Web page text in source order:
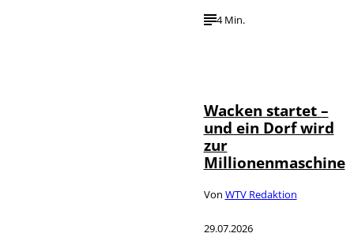
4 Min.
Wacken startet –
und ein Dorf wird
zur
Millionenmaschine
Von WTV Redaktion
29.07.2026